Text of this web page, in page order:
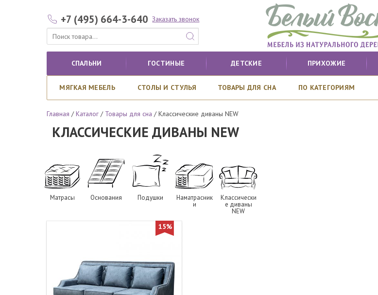
+7 (495) 664-3-640 Заказать звонок
СПАЛЬНИ ГОСТИНЫЕ ДЕТСКИЕ ПРИХОЖИЕ
МЯГКАЯ МЕБЕЛЬ СТОЛЫ И СТУЛЬЯ ТОВАРЫ ДЛЯ СНА ПО КАТЕГОРИЯМ
Главная /Каталог / Товары для сна /Классические диваны NEW
КЛАССИЧЕСКИЕ ДИВАНЫ NEW
Матрасы Основания Подушки
Наматрасник
и
Классически
е диваны
NEW
15%